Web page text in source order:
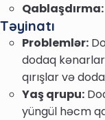
Qablaşdırma:
Təyinatı
Problemlər:
dodaq
qırışlar və
Yaş qrupu:
yüngül həcm